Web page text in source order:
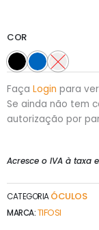
COR
Faça Login para
Se ainda não tem
autorização por
Acresce o IVA à taxa
CATEGORIA ÓCULOS
MARCA:TIFOSI